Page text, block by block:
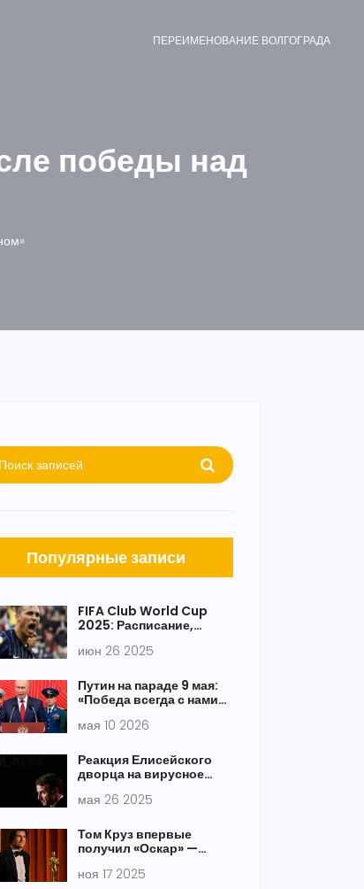
ПЕРЕИМЕНОВАНИЕ ВОЛГОГРАДА
победы над
Популярные записи
FIFA Club World Cup
2025: Расписание,
что нам известно о
июн 26 2025
Путин на параде 9 мая:
«Победа всегда с нами»
мая 10 2026
Реакция Елисейского
дворца на вирусное
нежно отталкивает лицо
во Вьетнам
мая 26 2025
Том Круз впервые
получил «Оскар» —
лет кинокарьеры
ноя 17 2025